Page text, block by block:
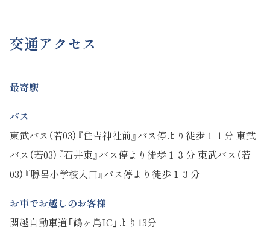
交通アクセス
最寄駅
バス
東武バス（若03）『住吉神社前』バス停より徒歩１１分 東武
バス（若03）『石井東』バス停より徒歩１３分 東武バス（若
03）『勝呂小学校入口』バス停より徒歩１３分
お車でお越しのお客様
関越自動車道「鶴ヶ島IC」より13分